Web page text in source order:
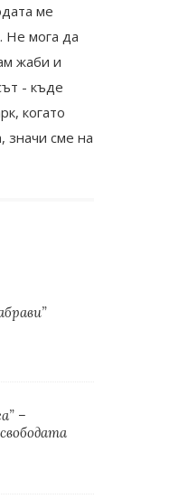
ме
Не мога да
жаби и
- къде
когато
значи сме на
–